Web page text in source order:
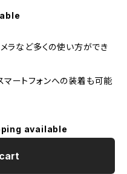
メラなど多くの使い方ができ
ートフォンへの装着も可能
available